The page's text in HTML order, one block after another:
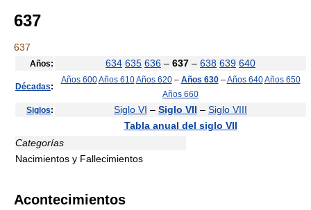
637
637
Años: 634 635 636 – 637 – 638 639 640
Décadas:
Años 600Años 610Años 620– Años 630–Años 640Años 650
Años 660
Siglos: Siglo VI – Siglo VII – Siglo VIII
Tabla anual del siglo VII
Categorías
Nacimientos y Fallecimientos
Acontecimientos